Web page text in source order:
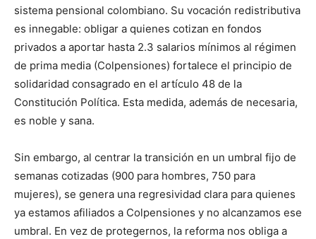
sistema pensional colombiano. Su vocación redistributiva
es innegable: obligar a quienes cotizan en fondos
privados a aportar hasta 2.3 salarios mínimos al régimen
de prima media (Colpensiones) fortalece el principio de
solidaridad consagrado en el artículo 48 de la
Constitución Política. Esta medida, además de necesaria,
es noble y sana.
Sin embargo, al centrar la transición en un umbral fijo de
semanas cotizadas (900 para hombres, 750 para
mujeres), se genera una regresividad clara para quienes
ya estamos afiliados a Colpensiones y no alcanzamos ese
umbral. En vez de protegernos, la reforma nos obliga a